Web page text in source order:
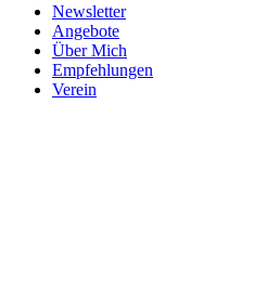
Newsletter
Angebote
Über Mich
Empfehlungen
Verein